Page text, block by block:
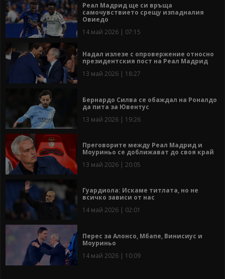
Реал Мадрид ще си връща
самочувствието срещу изпадналия
Овиедо
14 май 2026 | 07:15
Надал излезе с опровержение относно
президентския пост на Реал Мадрид
13 май 2026 | 18:27
Бернардо Силва се обаждал на Роналдо
да пита за Ювентус
13 май 2026 | 19:26
Преговорите между Реал Мадрид и
Моуриньо се доближават до своя край
13 май 2026 | 20:05
Гуардиола: Искаме титлата, но не
всичко зависи от нас
14 май 2026 | 02:01
Перес за Алонсо, Мбапе, Винисиус и
Моуриньо
14 май 2026 | 10:09